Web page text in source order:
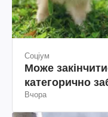
Соціум
Може
категорично
Вчора